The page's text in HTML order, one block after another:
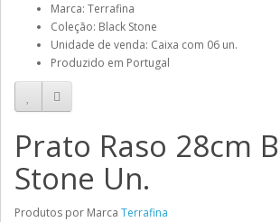
Marca: Terrafina
Coleção: Black Stone
Unidade de venda: Caixa com 06 un.
Produzido em Portugal
Prato Raso 28cm
Stone Un.
Produtos por Marca Terrafina